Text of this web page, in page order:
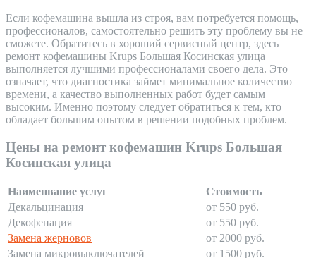
Если кофемашина вышла из строя, вам потребуется помощь,
профессионалов, самостоятельно решить эту проблему вы не
сможете. Обратитесь в хороший сервисный центр, здесь
ремонт кофемашины Krups Большая Косинская улица
выполняется лучшими профессионалами своего дела. Это
означает, что диагностика займет минимальное количество
времени, а качество выполненных работ будет самым
высоким. Именно поэтому следует обратиться к тем, кто
обладает большим опытом в решении подобных проблем.
Цены на ремонт кофемашин Krups Большая
Косинская улица
Наименвание услуг
Стоимость
Декальцинация
от 550 руб.
Декофенация
от 550 руб.
Замена жерновов
от 2000 руб.
Замена микровыключателей
от 1500 руб.